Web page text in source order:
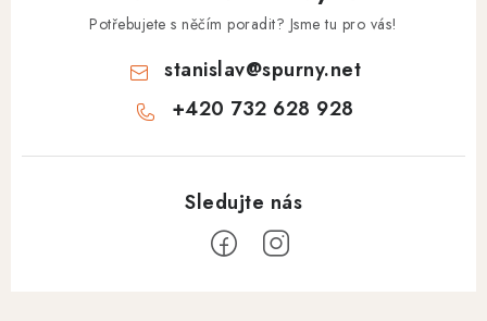
Potřebujete s něčím poradit? Jsme tu pro vás!
stanislav@spurny.net
+420 732 628 928